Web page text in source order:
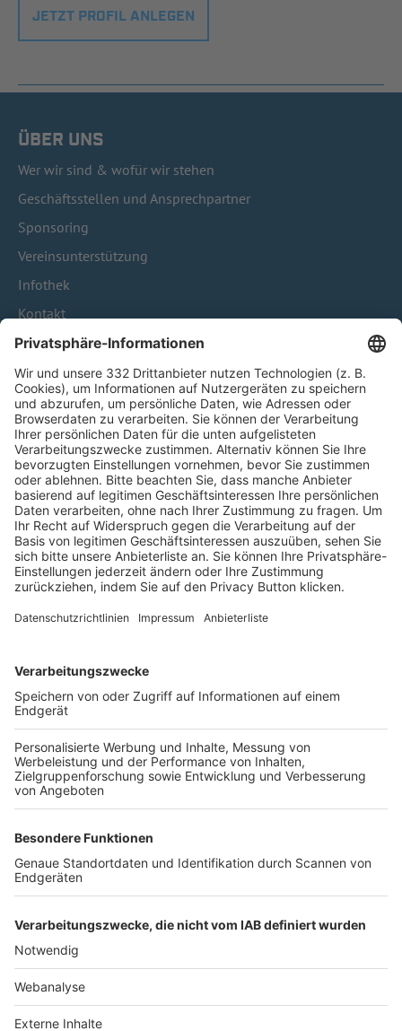
JETZT PROFIL ANLEGEN
ÜBER UNS
Wer wir sind & wofür wir stehen
Geschäftsstellen und Ansprechpartner
Sponsoring
Vereinsunterstützung
Infothek
Kontakt
HÄUFIG BESUCHTE SEITEN
Pässe und Vereinswechsel
Trainerausbildung
Schulungsangebot Vereinsmitarbeiter
BFV-Geschäftsstellen
Trainerbörse
Login SpielPlus
FOLGE DEM BFV
TOP-VEREINE
TOP-PARTNER
Nutzungsbedingungen Datenschutz Impressum